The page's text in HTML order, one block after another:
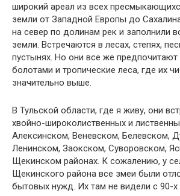
широкий ареал из всех
земли от Западной Европы до
на север по долинам рек и заполнили
земли. Встречаются в лесах, степях,
пустынях. Но они все же
болотами и тропические леса, где их
значительно выше.
В Тульской области, где я живу, они
хвойно-широколиственных и
Алексинском, Веневском, Белевском,
Ленинском, Заокском, Суворовском,
Щекинском районах. К сожалению, у
Щекинского района все змеи были
бытовых нужд. Их там не видели с 90-х